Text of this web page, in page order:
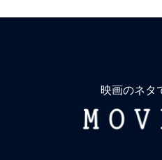
映画のネタ
MOVIE